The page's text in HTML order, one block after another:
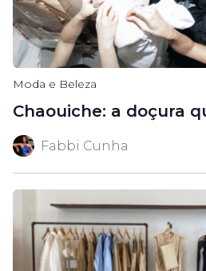
Moda e Beleza
Chaouiche: a doçura
Fabbi Cunha